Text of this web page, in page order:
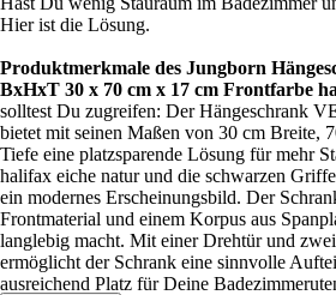
Hier ist die Lösung.
Produktmerkmale des Jungborn
BxHxT 30 x 70 cm x 17 cm Frontfarbe
solltest Du zugreifen: Der Hängeschrank
bietet mit seinen Maßen von 30 cm Breite,
Tiefe eine platzsparende Lösung für mehr
halifax eiche natur und die schwarzen
ein modernes Erscheinungsbild. Der
Frontmaterial und einem Korpus aus
langlebig macht. Mit einer Drehtür und
ermöglicht der Schrank eine sinnvolle
ausreichend Platz für Deine